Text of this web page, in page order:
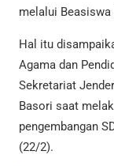
melalui Beasiswa
Hal itu
Agama dan
Sekretariat
Basori saat
pengembangan
(22/2).